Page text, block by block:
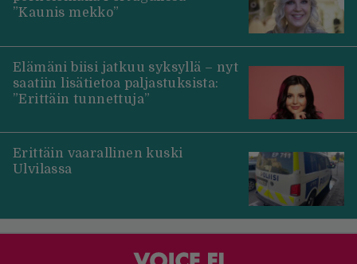
”Kaunis mekko”
Elämäni biisi jatkuu syksyllä – nyt
saatiin lisätietoa paljastuksista:
”Erittäin tunnettuja”
Erittäin vaarallinen kuski
Ulvilassa